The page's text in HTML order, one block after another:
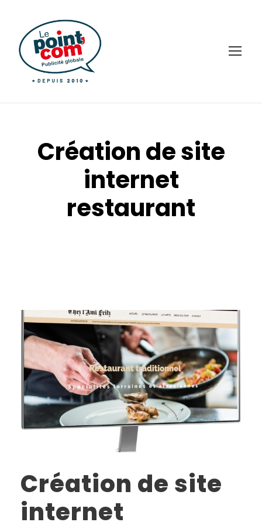
Création de site
internet
restaurant
Création de site
internet